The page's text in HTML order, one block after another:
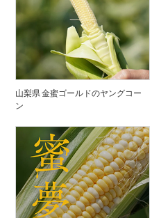
山梨県 金蜜ゴールドのヤングコー
ン